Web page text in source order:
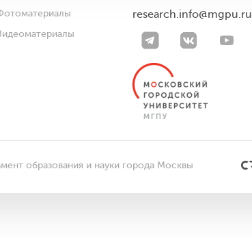
research.info@mgpu.ru
образования и науки города Москвы